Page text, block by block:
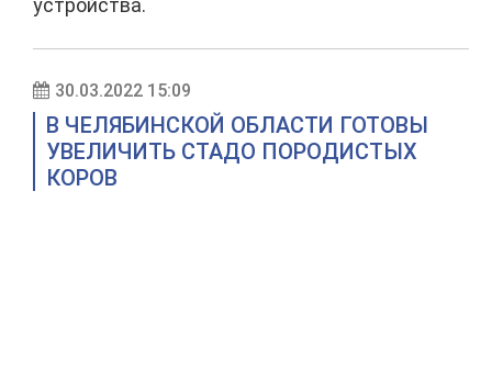
устройства.
30.03.2022 15:09
В ЧЕЛЯБИНСКОЙ ОБЛАСТИ ГОТОВЫ
УВЕЛИЧИТЬ СТАДО ПОРОДИСТЫХ
КОРОВ